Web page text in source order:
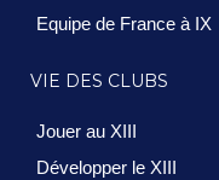
Equipe de France à IX
VIE DES CLUBS
Jouer au XIII
Développer le XIII